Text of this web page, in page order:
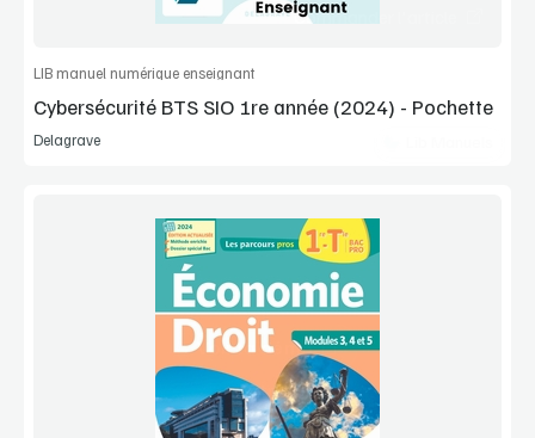
Commander l'article
LIB manuel numérique enseignant
Cybersécurité BTS SIO 1re année (2024) - Pochette
Delagrave
Voir la démo
Extrait